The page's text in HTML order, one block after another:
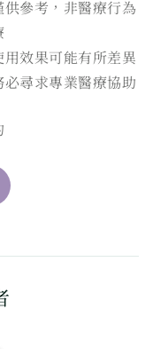
參考，非醫療行為
效果可能有所差異
尋求專業醫療協助